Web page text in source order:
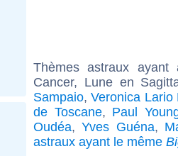
Thèmes astraux
Cancer, Lune en
Sampaio,Veronica Lario
de Toscane, Paul
Oudéa,Yves Guéna,
astraux ayant le même